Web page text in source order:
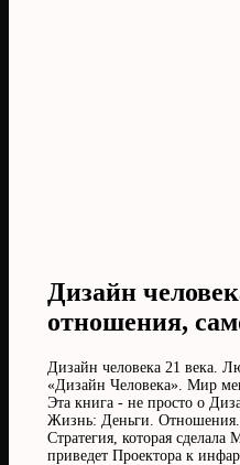
Дизайн
отношения,
Дизайн человека 21 века.
«Дизайн Человека». Мир
Эта книга - не просто о
Жизнь: Деньги.
Стратегия, которая
приведет Проектора к